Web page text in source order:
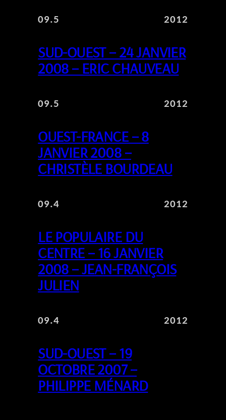
09.5 2012
SUD-OUEST – 24 JANVIER
2008 – ERIC CHAUVEAU
09.5 2012
OUEST-FRANCE – 8
JANVIER 2008 –
CHRISTÈLE BOURDEAU
09.4 2012
LE POPULAIRE DU
CENTRE – 16 JANVIER
2008 – JEAN-FRANÇOIS
JULIEN
09.4 2012
SUD-OUEST – 19
OCTOBRE 2007 –
PHILIPPE MÉNARD